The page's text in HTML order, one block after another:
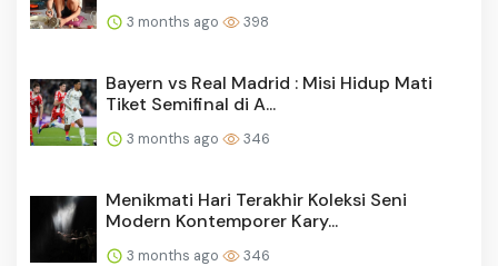
3 months ago 398
Bayern vs Real Madrid : Misi Hidup Mati
Tiket Semifinal di A...
3 months ago 346
Menikmati Hari Terakhir Koleksi Seni
Modern Kontemporer Kary...
3 months ago 346